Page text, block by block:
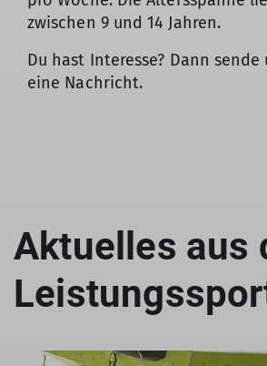
zwischen 9 und 14 Jahren.
Du hast Interesse? Dann sende
eine Nachricht.
Aktuelles aus